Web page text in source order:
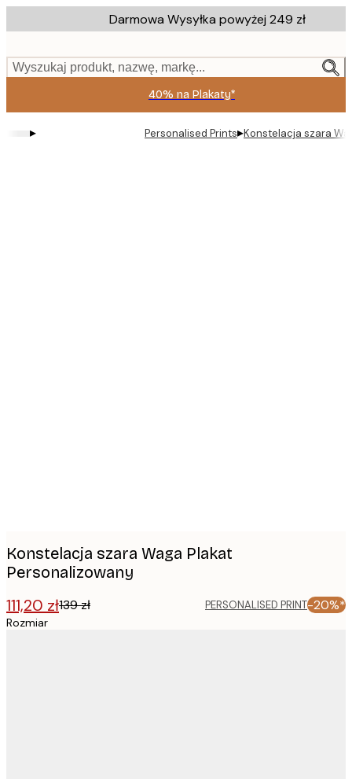
to
content.
Darmowa Wysyłka powyżej 249 zł
Wyszukaj produkt, nazwę, markę...
40% na Plakaty*
▸ Personalised Prints▸Konstelacja szara
Konstelacja szara Waga Plakat
Personalizowany
111,20 zł139 zł PERSONALISED PRINT-20%*
Rozmiar